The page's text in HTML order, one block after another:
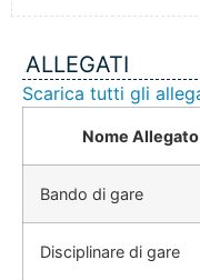
ALLEGATI
Scarica tutti gli
Nome Allegato
Bando di gare
Disciplinare di gare